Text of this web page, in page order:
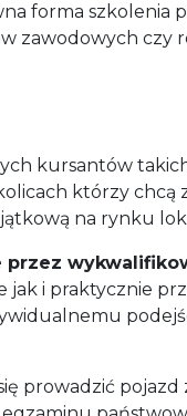
forma szkolenia
zawodowych czy
kursantów
którzy chcą
na rynku
jak i praktycznie
prowadzić